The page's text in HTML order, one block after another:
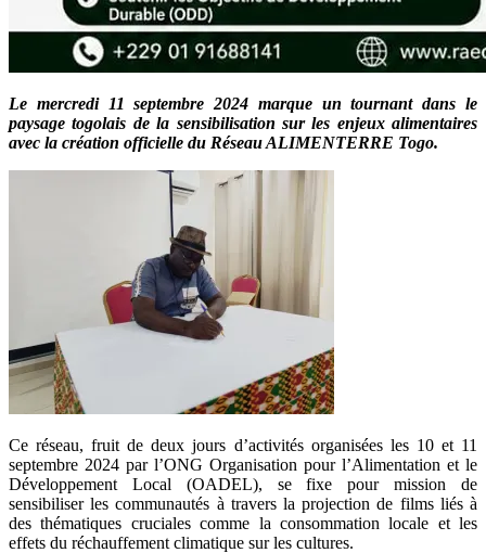
Le mercredi 11 septembre 2024 marque un tournant dans le
paysage togolais de la sensibilisation sur les enjeux alimentaires
avec la création officielle du Réseau ALIMENTERRE Togo.
Ce réseau, fruit de deux jours d’activités organisées les 10 et 11
septembre 2024 par l’ONG Organisation pour l’Alimentation et le
Développement Local (OADEL), se fixe pour mission de
sensibiliser les communautés à travers la projection de films liés à
des thématiques cruciales comme la consommation locale et les
effets du réchauffement climatique sur les cultures.